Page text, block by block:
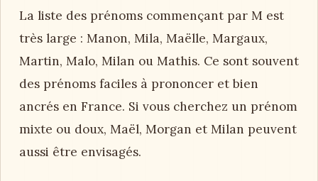
La liste des prénoms commençant par M est
très large : Manon, Mila, Maëlle, Margaux,
Martin, Malo, Milan ou Mathis. Ce sont souvent
des prénoms faciles à prononcer et bien
ancrés en France. Si vous cherchez un prénom
mixte ou doux, Maël, Morgan et Milan peuvent
aussi être envisagés.